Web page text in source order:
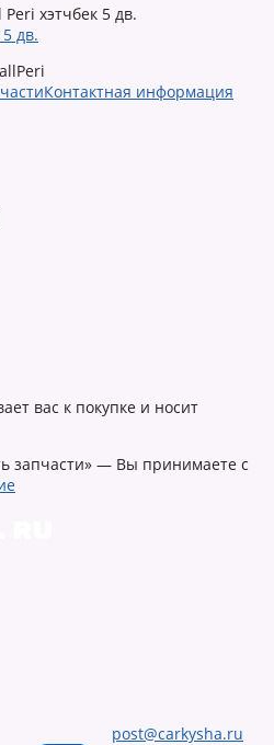
дв.
Контактная информация
вас к покупке и носит
запчасти» — Вы принимаете с
post@carkysha.ru